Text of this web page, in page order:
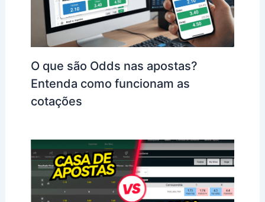
O que são Odds nas apostas?
Entenda como funcionam as
cotações